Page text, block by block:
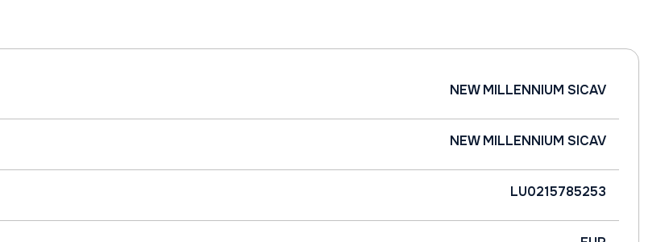
NEW MILLENNIUM SICAV
NEW MILLENNIUM SICAV
LU0215785253